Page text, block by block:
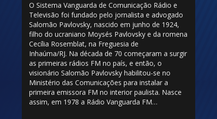
O Sistema Vanguarda de Comunicação Rádio e
Televisão foi fundado pelo jornalista e advogado
Salomão Pavlovsky, nascido em junho de 1924,
filho do ucraniano Moysés Pavlovsky e da romena
Cecília Rosemblat, na Freguesia de
Inhaúma/RJ. Na década de 70 começaram a surgir
as primeiras rádios FM no país, e então, o
visionário Salomão Pavlovsky habilitou-se no
Ministério das Comunicações para instalar a
primeira emissora FM no interior paulista. Nasce
assim, em 1978 a Rádio Vanguarda FM…